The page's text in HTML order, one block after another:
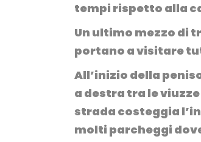
tempi rispetto alla
Un ultimo mezzo di
portano a visitare
All’inizio della
a destra tra le
strada costeggia
molti parcheggi